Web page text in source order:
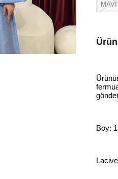
MAVİ
Boy: